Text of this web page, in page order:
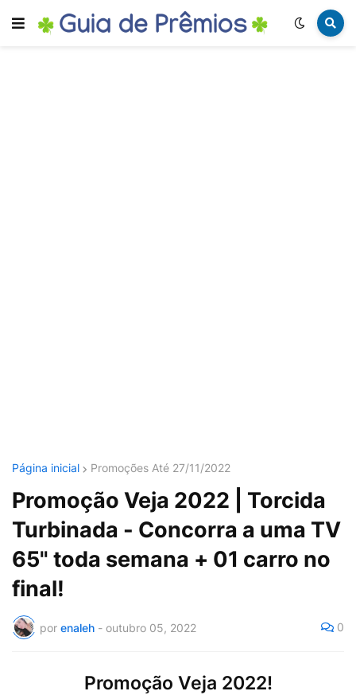
Página inicial Promoções Até 27/11/2022
Promoção Veja 2022 | Torcida
Turbinada - Concorra a uma TV
65" toda semana + 01 carro no
final!
por enaleh - outubro 05, 2022 0
Promoção Veja 2022!